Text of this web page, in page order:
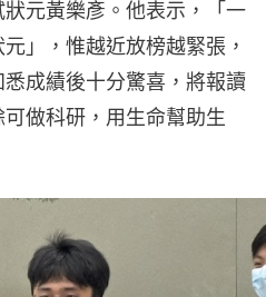
元黃樂彥。他表示，「一
」，惟越近放榜越緊張，
成績後十分驚喜，將報讀
做科研，用生命幫助生